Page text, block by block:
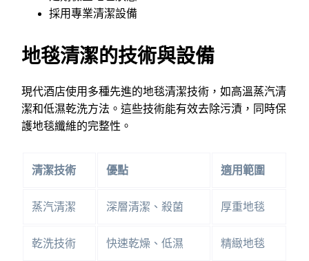
採用專業清潔設備
地毯清潔的技術與設備
現代酒店使用多種先進的地毯清潔技術，如高溫蒸汽清
潔和低濕乾洗方法。這些技術能有效去除污漬，同時保
護地毯纖維的完整性。
清潔技術 優點 適用範圍
蒸汽清潔 深層清潔、殺菌 厚重地毯
乾洗技術 快速乾燥、低濕 精緻地毯